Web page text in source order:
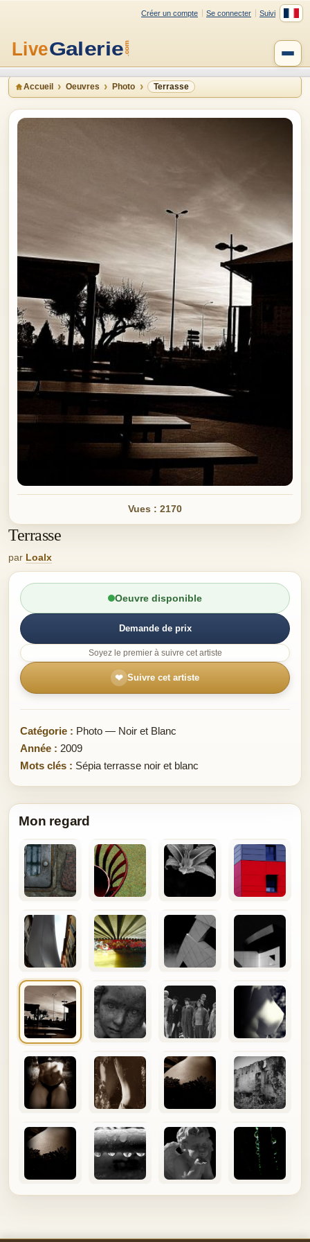
Créer un compte Se connecter Suivi
Accueil Oeuvres Photo Terrasse
Vues : 2170
Terrasse
par Loalx
Oeuvre disponible
Demande de prix
Soyez le premier à suivre cet artiste
❤ Suivre cet artiste
Catégorie : Photo — Noir et Blanc
Année : 2009
Mots clés : Sépia terrasse noir et blanc
Mon regard